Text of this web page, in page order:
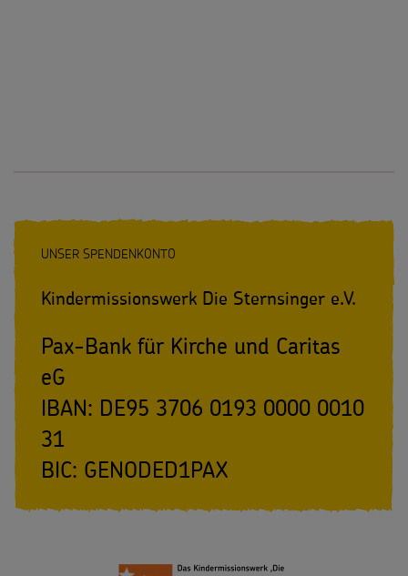
UNSER SPENDENKONTO
Kindermissionswerk Die Sternsinger e.V.
Pax-Bank für Kirche und Caritas
eG
IBAN: DE95 3706 0193 0000 0010
31
BIC: GENODED1PAX